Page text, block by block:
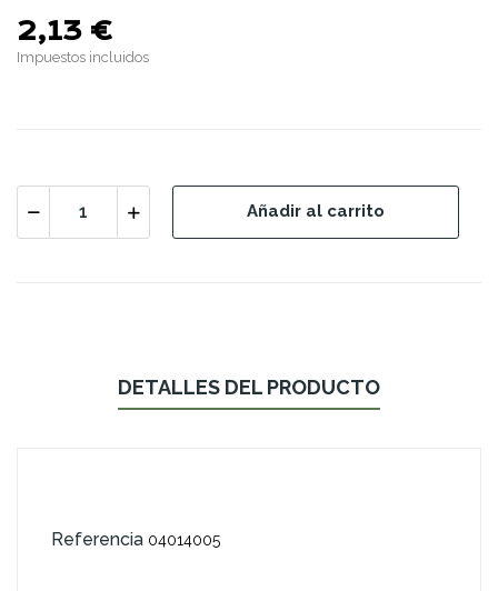
2,13 €
Impuestos incluidos
Añadir al carrito
DETALLES DEL PRODUCTO
Referencia 04014005